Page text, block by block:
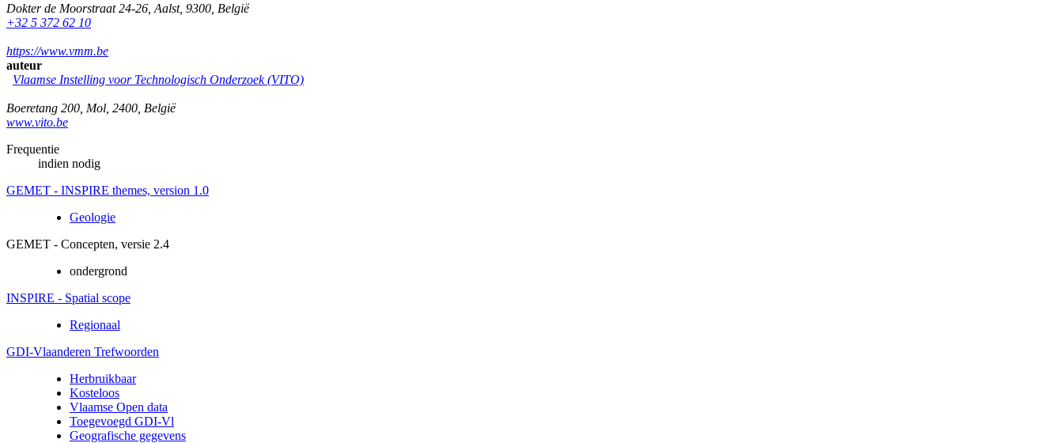
Dokter de Moorstraat 24-26 Aalst, 9300 België
+32 5 372 62 10
https://www.vmm.be
auteur
Vlaamse Instelling voor Technologisch Onderzoek (VITO)
Boeretang 200 Mol 2400 België
www.vito.be
Frequentie
indien nodig
GEMET - INSPIRE themes, version 1.0
Geologie
GEMET - Concepten, versie 2.4
ondergrond
INSPIRE - Spatial scope
Regionaal
GDI-Vlaanderen Trefwoorden
Herbruikbaar
Kosteloos
Vlaamse Open data
Toegevoegd GDI-Vl
Geografische gegevens